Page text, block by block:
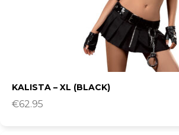
KALISTA – XL (BLACK)
€62.95